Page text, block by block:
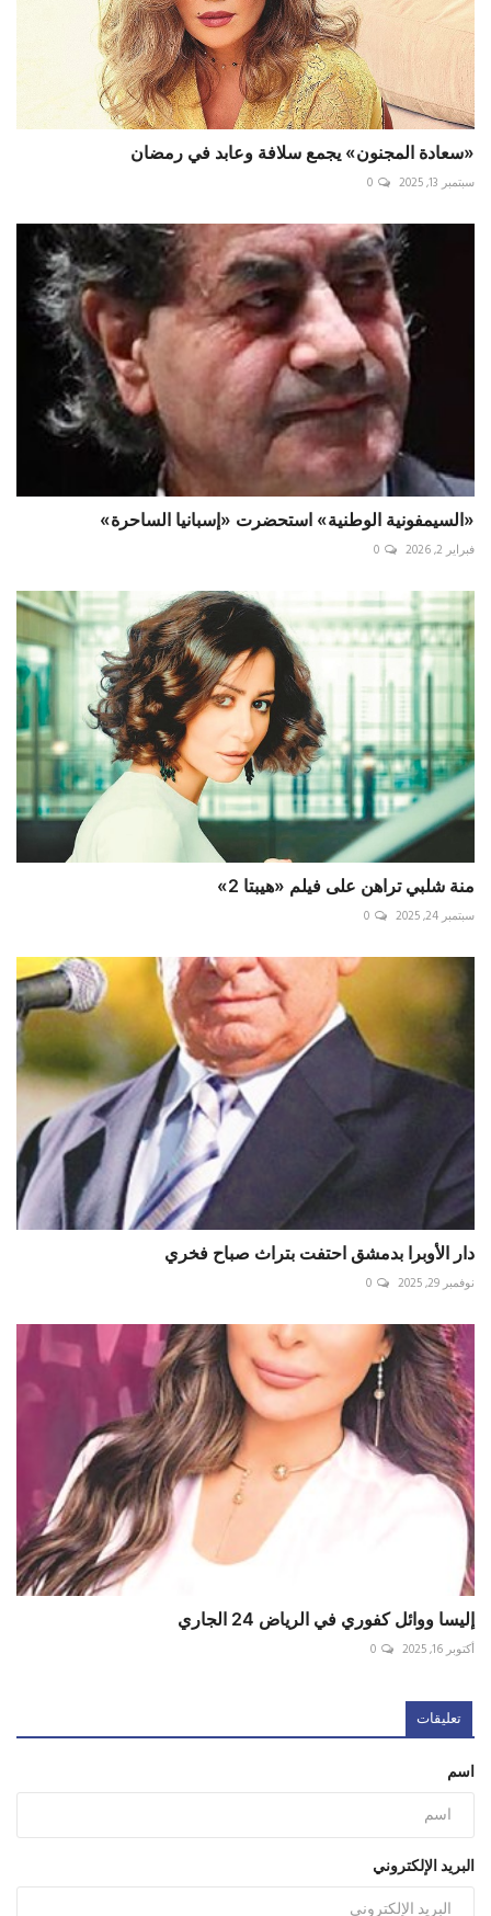
«سعادة المجنون» يجمع سلافة وعابد في رمضان
سبتمبر 13, 2025 0
«السيمفونية الوطنية» استحضرت «إسبانيا الساحرة»
فبراير 2, 2026 0
منة شلبي تراهن على فيلم «هيبتا 2»
سبتمبر 24, 2025 0
دار الأوبرا بدمشق احتفت بتراث صباح فخري
نوفمبر 29, 2025 0
إليسا ووائل كفوري في الرياض 24 الجاري
أكتوبر 16, 2025 0
تعليقات
اسم
البريد الإلكتروني